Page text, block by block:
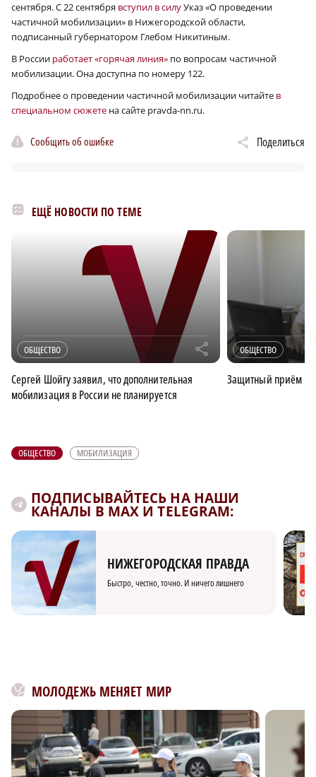
сентября. С 22 сентября вступил в силуУказ «О проведении
частичной мобилизации» в Нижегородской области,
подписанный губернатором Глебом Никитиным.
В России работает «горячая линия» по вопросам частичной
мобилизации. Она доступна по номеру 122.
Подробнее о проведении частичной мобилизации читайте в
специальном сюжете на сайте pravda-nn.ru.
Сообщить об ошибке Поделиться
ЕЩЁ НОВОСТИ ПО ТЕМЕ
ОБЩЕСТВО r
Сергей Шойгу заявил, что дополнительная
мобилизация в России не планируется
ОБЩЕСТВО
Защитный приём
ОБЩЕСТВО МОБИЛИЗАЦИЯ
ПОДПИСЫВАЙТЕСЬ НА НАШИ
КАНАЛЫ В MAX И TELEGRAM:
НИЖЕГОРОДСКАЯ ПРАВДА
Быстро, честно, точно. И ничего лишнего
МОЛОДЕЖЬ МЕНЯЕТ МИР